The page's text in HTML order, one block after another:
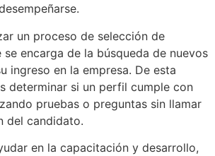
un proceso de selección de
se encarga de la búsqueda de nuevos
ingreso en la empresa. De esta
determinar si un perfil cumple con
pruebas o preguntas sin llamar
del candidato.
en la capacitación y desarrollo,